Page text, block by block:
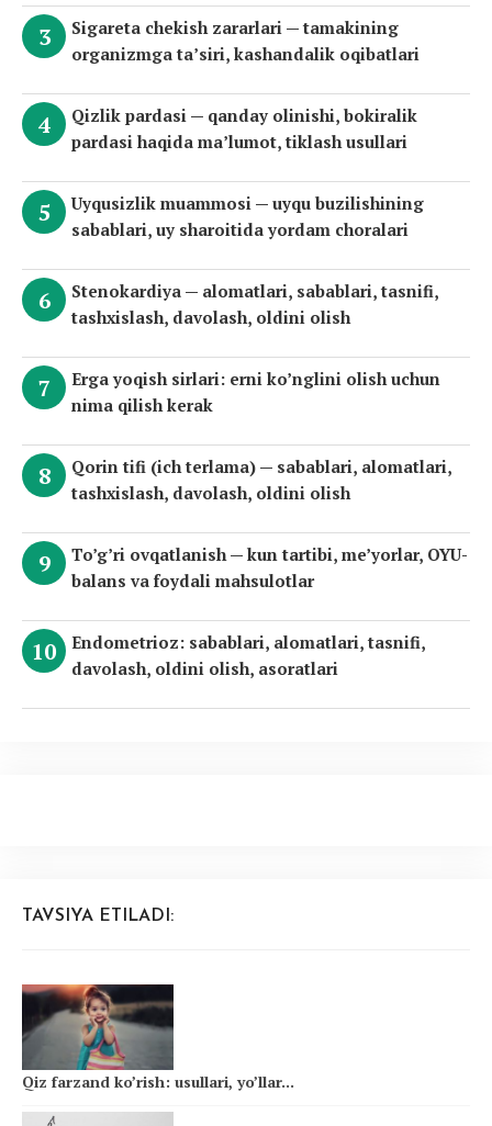
Sigareta chekish zararlari — tamakining
organizmga ta’siri, kashandalik oqibatlari
Qizlik pardasi — qanday olinishi, bokiralik
pardasi haqida ma’lumot, tiklash usullari
Uyqusizlik muammosi — uyqu buzilishining
sabablari, uy sharoitida yordam choralari
Stenokardiya — alomatlari, sabablari, tasnifi,
tashxislash, davolash, oldini olish
Erga yoqish sirlari: erni ko’nglini olish uchun
nima qilish kerak
Qorin tifi (ich terlama) — sabablari, alomatlari,
tashxislash, davolash, oldini olish
To’g’ri ovqatlanish — kun tartibi, me’yorlar, OYU-
balans va foydali mahsulotlar
Endometrioz: sabablari, alomatlari, tasnifi,
davolash, oldini olish, asoratlari
TAVSIYA ETILADI:
Qiz farzand ko’rish: usullari, yo’llar...